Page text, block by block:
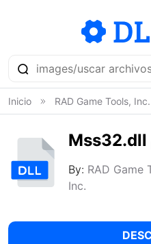
Inicio RAD Game Tools, Inc.
Mss32.dll
By: RAD Game
Inc.